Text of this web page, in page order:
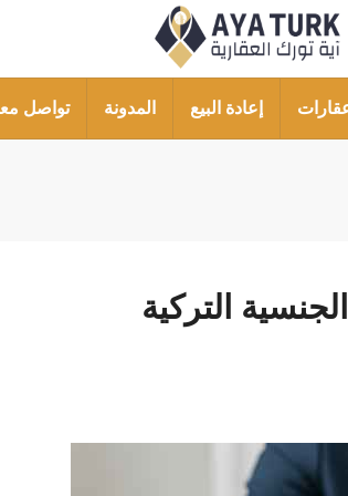
إعادة البيع المدونة تواصل
التركية